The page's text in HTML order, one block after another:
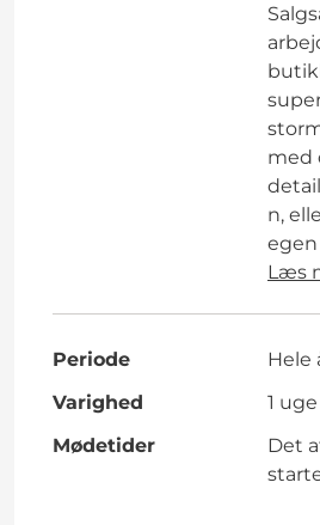
med
n,
Læs
Periode
Hele
Varighed
1 uge
Mødetider
Det